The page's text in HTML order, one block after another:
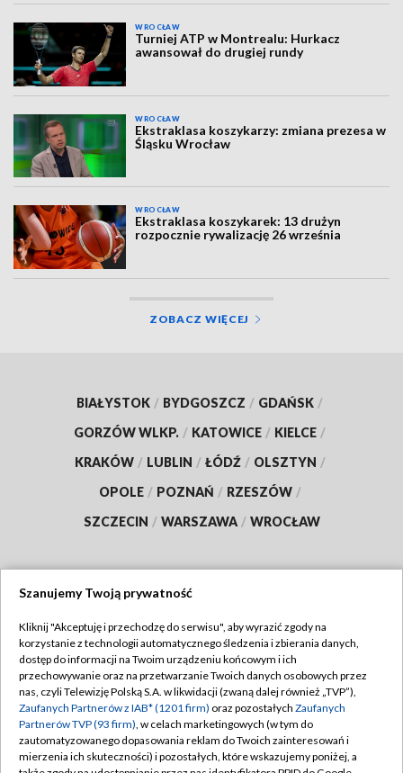
WROCŁAW
Turniej ATP w Montrealu: Hurkacz
awansował do drugiej rundy
WROCŁAW
Ekstraklasa koszykarzy: zmiana prezesa w
Śląsku Wrocław
WROCŁAW
Ekstraklasa koszykarek: 13 drużyn
rozpocznie rywalizację 26 września
ZOBACZ WIĘCEJ
BIAŁYSTOK / BYDGOSZCZ / GDAŃSK /
GORZÓW WLKP. / KATOWICE / KIELCE /
KRAKÓW / LUBLIN / ŁÓDŹ / OLSZTYN /
OPOLE / POZNAŃ / RZESZÓW /
SZCZECIN / WARSZAWA / WROCŁAW
TVP
Abonament TVP
Emisja w TVP
Centrum informacji TVP
Naziemna Telewizja Cyfrowa
Regulamin TVP
Polityka prywatności
Moje zgody
Pomoc
Szanujemy Twoją prywatność
Kliknij "Akceptuję i przechodzę do serwisu", aby wyrazić zgody na
korzystanie z technologii automatycznego śledzenia i zbierania danych,
dostęp do informacji na Twoim urządzeniu końcowym i ich
przechowywanie oraz na przetwarzanie Twoich danych osobowych przez
nas, czyli Telewizję Polską S.A. w likwidacji (zwaną dalej również „TVP”),
Zaufanych Partnerów z IAB* (1201 firm) oraz pozostałych Zaufanych
Partnerów TVP (93 firm), w celach marketingowych (w tym do
zautomatyzowanego dopasowania reklam do Twoich zainteresowań i
mierzenia ich skuteczności) i pozostałych, które wskazujemy poniżej, a